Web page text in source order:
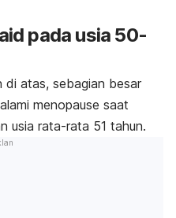
pada usia 50-
atas, sebagian besar
menopause saat
usia rata-rata 51 tahun.